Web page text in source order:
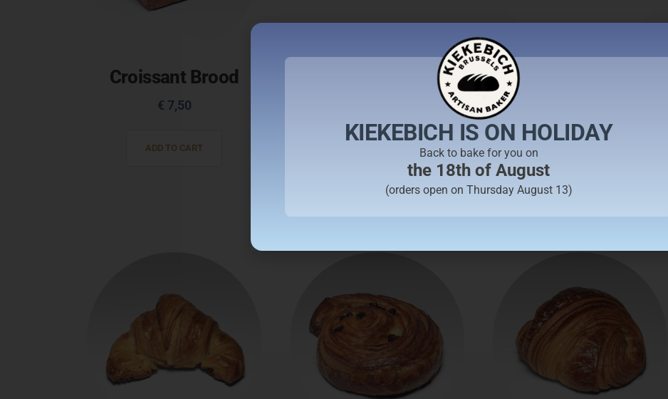
Croissant Brood
€ 7,50
ADD TO CART
Baguette tradition Baguette rustique
KIEKEBICH IS ON HOLIDAY
Back to bake for you on
the 18th of August
(orders open on Thursday August 13)